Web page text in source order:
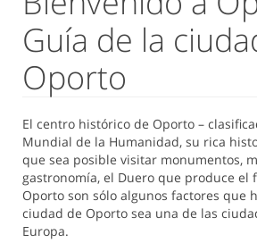
Guía de la
Oporto
El centro histórico de Oporto –
Mundial de la Humanidad, su rica
que sea posible visitar monumentos,
gastronomía, el Duero que produce el
Oporto son sólo algunos factores que
ciudad de Oporto sea una de las
Europa.